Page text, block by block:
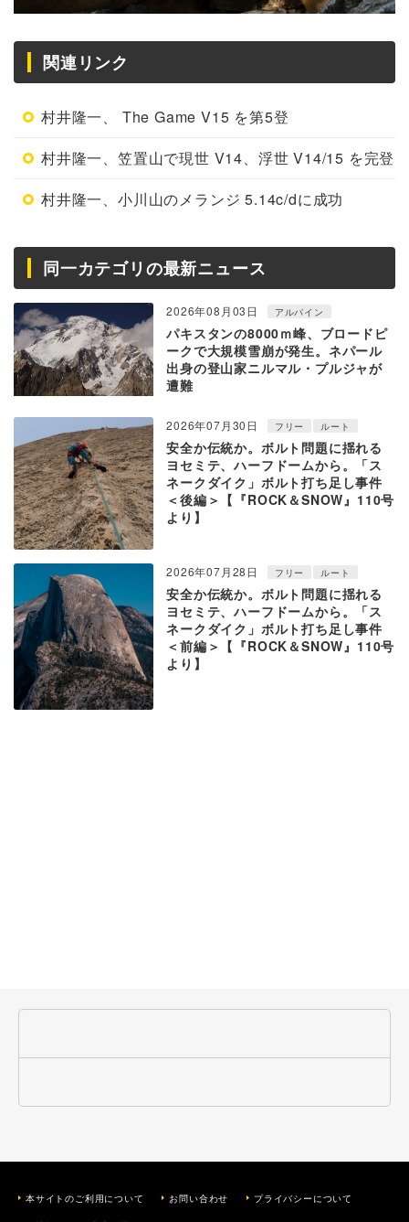
関連リンク
村井隆一、 The Game V15 を第5登
村井隆一、笠置山で現世 V14、浮世 V14/15 を完登
村井隆一、小川山のメランジ 5.14c/dに成功
同一カテゴリの最新ニュース
2026年08月03日 アルパイン
パキスタンの8000ｍ峰、ブロードピ
ークで大規模雪崩が発生。ネパール
出身の登山家ニルマル・プルジャが
遭難
2026年07月30日 フリー ルート
安全か伝統か。ボルト問題に揺れる
ヨセミテ、ハーフドームから。「ス
ネークダイク」ボルト打ち足し事件
＜後編＞【『ROCK＆SNOW』110号
より】
2026年07月28日 フリー ルート
安全か伝統か。ボルト問題に揺れる
ヨセミテ、ハーフドームから。「ス
ネークダイク」ボルト打ち足し事件
＜前編＞【『ROCK＆SNOW』110号
より】
本サイトのご利用について お問い合わせ プライバシーについて